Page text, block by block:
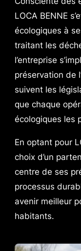
LOCA BENNE
écologiques à
traitant les
l’entreprise
préservation de
suivent les
que chaque
écologiques les
En optant pour
choix d’un
centre de ses
processus
avenir meilleur
habitants.